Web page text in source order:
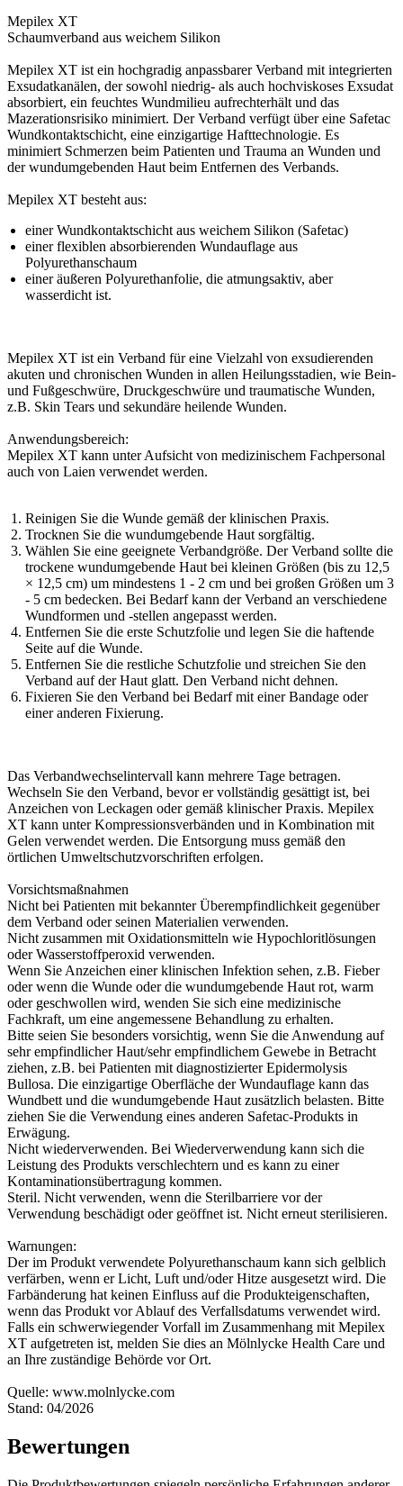
Mepilex XT
Schaumverband aus weichem Silikon
Mepilex XT ist ein hochgradig anpassbarer Verband mit integrierten
Exsudatkanälen, der sowohl niedrig- als auch hochviskoses Exsudat
absorbiert, ein feuchtes Wundmilieu aufrechterhält und das
Mazerationsrisiko minimiert. Der Verband verfügt über eine Safetac
Wundkontaktschicht, eine einzigartige Hafttechnologie. Es
minimiert Schmerzen beim Patienten und Trauma an Wunden und
der wundumgebenden Haut beim Entfernen des Verbands.
Mepilex XT besteht aus:
einer Wundkontaktschicht aus weichem Silikon (Safetac)
einer flexiblen absorbierenden Wundauflage aus
Polyurethanschaum
einer äußeren Polyurethanfolie, die atmungsaktiv, aber
wasserdicht ist.
Mepilex XT ist ein Verband für eine Vielzahl von exsudierenden
akuten und chronischen Wunden in allen Heilungsstadien, wie Bein-
und Fußgeschwüre, Druckgeschwüre und traumatische Wunden,
z.B. Skin Tears und sekundäre heilende Wunden.
Anwendungsbereich:
Mepilex XT kann unter Aufsicht von medizinischem Fachpersonal
auch von Laien verwendet werden.
Reinigen Sie die Wunde gemäß der klinischen Praxis.
Trocknen Sie die wundumgebende Haut sorgfältig.
Wählen Sie eine geeignete Verbandgröße. Der Verband sollte die
trockene wundumgebende Haut bei kleinen Größen (bis zu 12,5
× 12,5 cm) um mindestens 1 - 2 cm und bei großen Größen um 3
- 5 cm bedecken. Bei Bedarf kann der Verband an verschiedene
Wundformen und -stellen angepasst werden.
Entfernen Sie die erste Schutzfolie und legen Sie die haftende
Seite auf die Wunde.
Entfernen Sie die restliche Schutzfolie und streichen Sie den
Verband auf der Haut glatt. Den Verband nicht dehnen.
Fixieren Sie den Verband bei Bedarf mit einer Bandage oder
einer anderen Fixierung.
Das Verbandwechselintervall kann mehrere Tage betragen.
Wechseln Sie den Verband, bevor er vollständig gesättigt ist, bei
Anzeichen von Leckagen oder gemäß klinischer Praxis. Mepilex
XT kann unter Kompressionsverbänden und in Kombination mit
Gelen verwendet werden. Die Entsorgung muss gemäß den
örtlichen Umweltschutzvorschriften erfolgen.
Vorsichtsmaßnahmen
Nicht bei Patienten mit bekannter Überempfindlichkeit gegenüber
dem Verband oder seinen Materialien verwenden.
Nicht zusammen mit Oxidationsmitteln wie Hypochloritlösungen
oder Wasserstoffperoxid verwenden.
Wenn Sie Anzeichen einer klinischen Infektion sehen, z.B. Fieber
oder wenn die Wunde oder die wundumgebende Haut rot, warm
oder geschwollen wird, wenden Sie sich eine medizinische
Fachkraft, um eine angemessene Behandlung zu erhalten.
Bitte seien Sie besonders vorsichtig, wenn Sie die Anwendung auf
sehr empfindlicher Haut/sehr empfindlichem Gewebe in Betracht
ziehen, z.B. bei Patienten mit diagnostizierter Epidermolysis
Bullosa. Die einzigartige Oberfläche der Wundauflage kann das
Wundbett und die wundumgebende Haut zusätzlich belasten. Bitte
ziehen Sie die Verwendung eines anderen Safetac-Produkts in
Erwägung.
Nicht wiederverwenden. Bei Wiederverwendung kann sich die
Leistung des Produkts verschlechtern und es kann zu einer
Kontaminationsübertragung kommen.
Steril. Nicht verwenden, wenn die Sterilbarriere vor der
Verwendung beschädigt oder geöffnet ist. Nicht erneut sterilisieren.
Warnungen:
Der im Produkt verwendete Polyurethanschaum kann sich gelblich
verfärben, wenn er Licht, Luft und/oder Hitze ausgesetzt wird. Die
Farbänderung hat keinen Einfluss auf die Produkteigenschaften,
wenn das Produkt vor Ablauf des Verfallsdatums verwendet wird.
Falls ein schwerwiegender Vorfall im Zusammenhang mit Mepilex
XT aufgetreten ist, melden Sie dies an Mölnlycke Health Care und
an Ihre zuständige Behörde vor Ort.
Quelle: www.molnlycke.com
Stand: 04/2026
Bewertungen